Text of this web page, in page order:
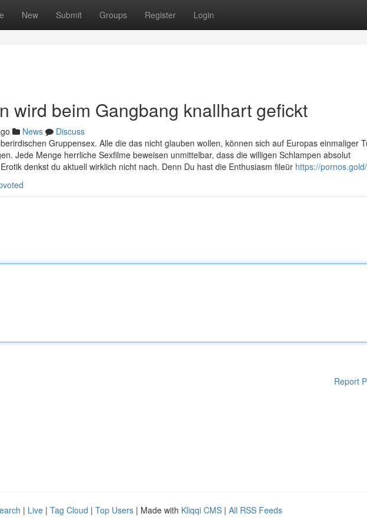
New Submit Groups Register Login
wird beim Gangbang knallhart gefickt
News
Discuss
Gruppensex. Alle die das nicht glauben wollen, können sich auf Europas einmaliger
Jede Menge herrliche Sexfilme beweisen unmittelbar, dass die willigen Schlampen absolut
denkst du aktuell wirklich nicht nach. Denn Du hast die Enthusiasm fileür https://pornos.gold/
Report
| Live | Tag Cloud | Top Users | Made with Kliqqi CMS | All RSS Feeds